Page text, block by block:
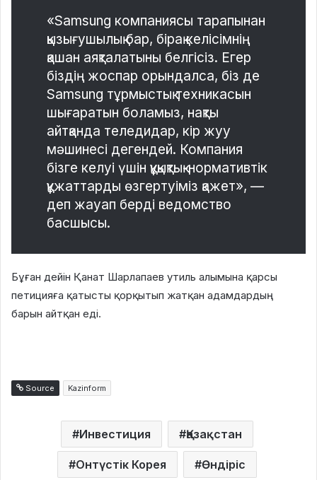
«Samsung компаниясы тарапынан
қызығушылық бар, бірақ келісімнің
қашан аяқталатыны белгісіз. Егер
біздің жоспар орындалса, біз де
Samsung тұрмыстық техникасын
шығаратын боламыз, нақты
айтқанда теледидар, кір жуу
мәшинесі дегендей. Компания
бізге келуі үшін құқықтық-нормативтік
құжаттарды өзгертуіміз қажет», —
деп жауап берді ведомство
басшысы.
Бұған дейін Қанат Шарлапаев утиль алымына қарсы
петицияға қатысты қорқытып жатқан адамдардың
барын айтқан еді.
Source Kazinform
Инвестиция Қазақстан
Онтүстік Корея Өндіріс